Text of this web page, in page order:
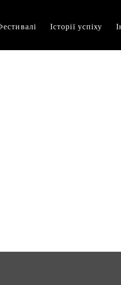
Історії успіху